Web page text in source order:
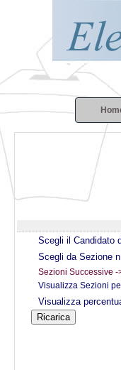
Scegli il Candidato
Scegli da Sezione
Sezioni Successive -
Visualizza Sezioni
Visualizza